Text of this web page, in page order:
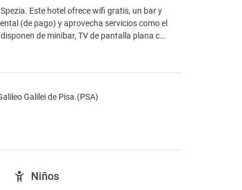
Este hotel ofrece wifi gratis, un bar y
(de pago) y aprovecha servicios como el
de minibar, TV de pantalla plana c…
Galilei de Pisa.(PSA)
Niños